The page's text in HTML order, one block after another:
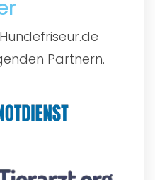
Partnern.